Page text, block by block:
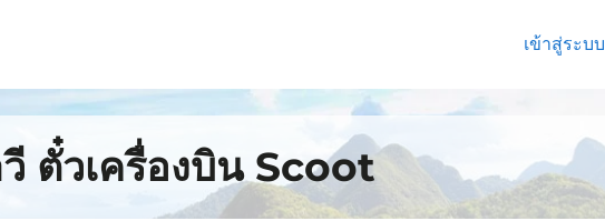
เข้าสู่ระบบ
ตั๋วเครื่องบิน Scoot